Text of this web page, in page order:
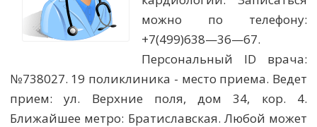
можно по телефону:
+7(499)638—36—67.
Персональный ID врача:
№738027. 19 поликлиника - место приема. Ведет
прием: ул. Верхние поля, дом 34, кор. 4.
Ближайшее метро: Братиславская. Любой может